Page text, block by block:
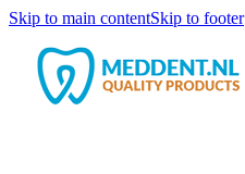
Skip to main contentSkip to footer